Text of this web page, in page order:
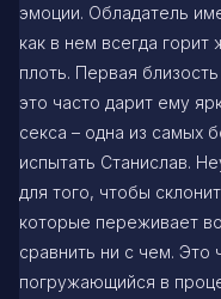
эмоции. Обладатель
как в нем всегда
плоть. Первая
это часто дарит ему
секса – одна из самых
испытать Станислав.
для того, чтобы
которые переживает
сравнить ни с чем. Это
погружающийся в